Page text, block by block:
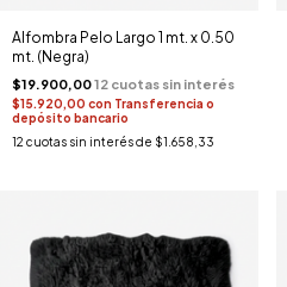
Alfombra Pelo Largo 1 mt. x 0.50
mt. (Negra)
$19.900,00
$15.920,00 con Transferencia o
depósito bancario
12 cuotas sin interés de $1.658,33